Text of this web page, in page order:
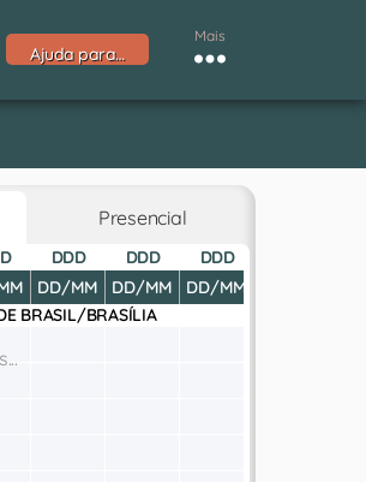
Ajuda para…
Mais
Presencial
DDD
DD/MM
DDD
DD/MM
DDD
DD/MM
BRASIL/BRASÍLIA